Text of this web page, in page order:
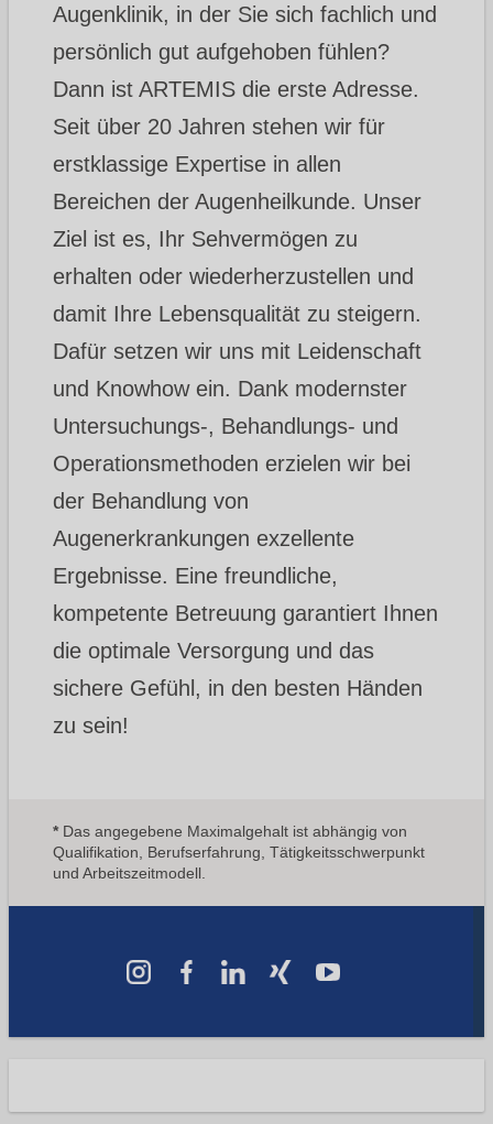
Augenklinik, in der Sie sich fachlich und
persönlich gut aufgehoben fühlen?
Dann ist ARTEMIS die erste Adresse.
Seit über 20 Jahren stehen wir für
erstklassige Expertise in allen
Bereichen der Augenheilkunde. Unser
Ziel ist es, Ihr Sehvermögen zu
erhalten oder wiederherzustellen und
damit Ihre Lebensqualität zu steigern.
Dafür setzen wir uns mit Leidenschaft
und Knowhow ein. Dank modernster
Untersuchungs-, Behandlungs- und
Operationsmethoden erzielen wir bei
der Behandlung von
Augenerkrankungen exzellente
Ergebnisse. Eine freundliche,
kompetente Betreuung garantiert Ihnen
die optimale Versorgung und das
sichere Gefühl, in den besten Händen
zu sein!
*Das angegebene Maximalgehalt ist abhängig von
Qualifikation, Berufserfahrung, Tätigkeitsschwerpunkt
und Arbeitszeitmodell.